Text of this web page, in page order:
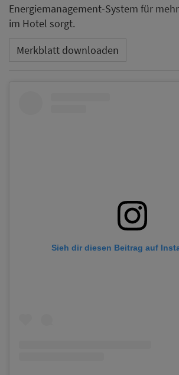
Energiemanagement-System für
im Hotel sorgt.
Merkblatt downloaden
Sieh dir diesen Beitrag auf